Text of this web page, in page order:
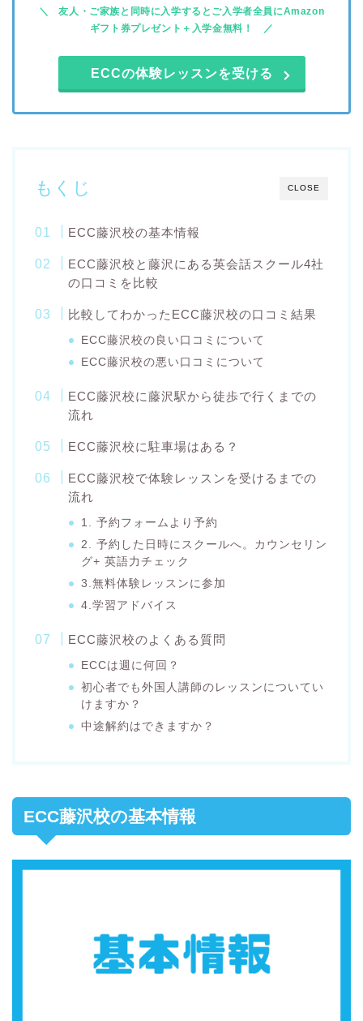
友人・ご家族と同時に入学するとご入学者全員にAmazon
ギフト券プレゼント＋入学金無料！
ECCの体験レッスンを受ける
CLOSE
もくじ
ECC藤沢校の基本情報
ECC藤沢校と藤沢にある英会話スクール4社
の口コミを比較
比較してわかったECC藤沢校の口コミ結果
ECC藤沢校の良い口コミについて
ECC藤沢校の悪い口コミについて
ECC藤沢校に藤沢駅から徒歩で行くまでの
流れ
ECC藤沢校に駐車場はある？
ECC藤沢校で体験レッスンを受けるまでの
流れ
1. 予約フォームより予約
2. 予約した日時にスクールへ。カウンセリン
グ+ 英語力チェック
3.無料体験レッスンに参加
4.学習アドバイス
ECC藤沢校のよくある質問
ECCは週に何回？
初心者でも外国人講師のレッスンについてい
けますか？
中途解約はできますか？
ECC藤沢校の基本情報